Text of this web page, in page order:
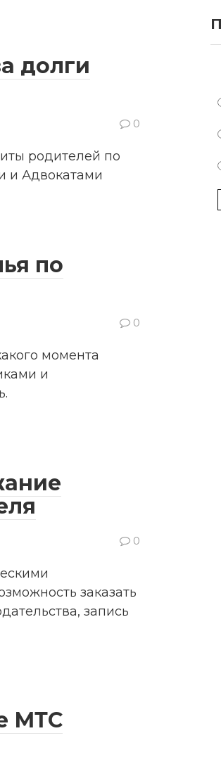
долги
0
родителей по
и Адвокатами
по
0
момента
и
0
заказать
запись
МТС